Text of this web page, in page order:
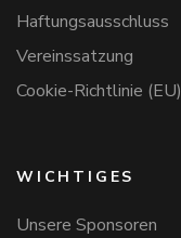
Haftungsausschluss
Vereinssatzung
Cookie-Richtlinie (EU)
WICHTIGES
Unsere Sponsoren